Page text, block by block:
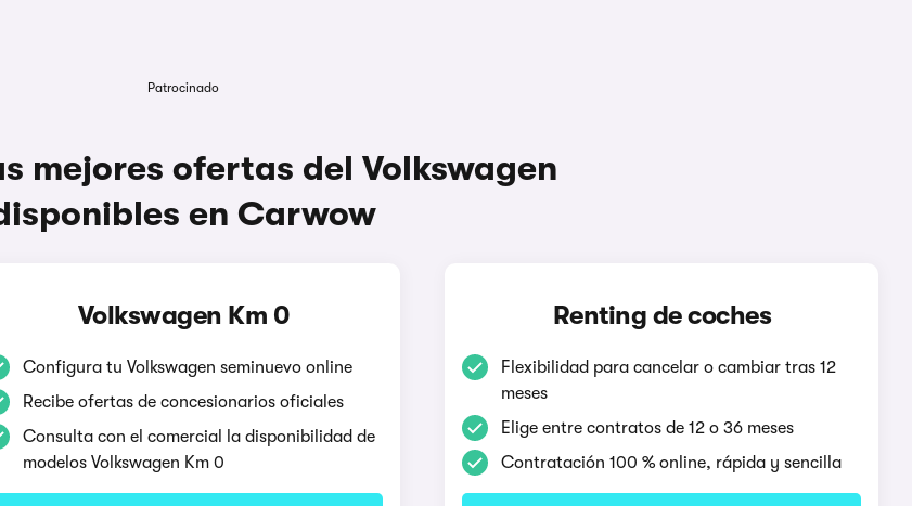
Patrocinado
mejores ofertas del Volkswagen
en Carwow
Volkswagen Km 0
Configura tu Volkswagen seminuevo online
Recibe ofertas de concesionarios oficiales
Consulta con el comercial la disponibilidad de
modelos Volkswagen Km 0
Renting de coches
Flexibilidad para cancelar o cambiar tras 12
meses
Elige entre contratos de 12 o 36 meses
Contratación 100 % online, rápida y sencilla